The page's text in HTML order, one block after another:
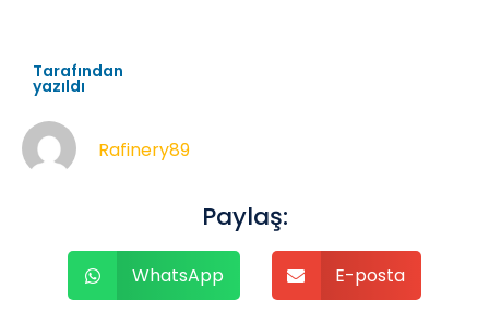
Tarafından
yazıldı
Rafinery89
Paylaş:
WhatsApp E-posta